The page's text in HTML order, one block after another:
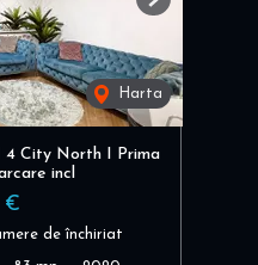
Harta
Next
4 City North I Prima
incl
€
de închiriat